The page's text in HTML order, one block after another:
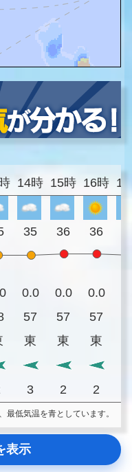
14時 15時 16時
35 36 36
0.0 0.0 0.0
57 57 57
東 東 東
3 2 2
低気温を青としています。
表示